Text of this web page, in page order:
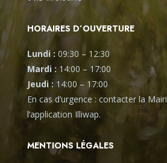
HORAIRES D’OUVERTURE
Lundi : 09:30 – 12:30
Mardi : 14:00 – 17:00
Jeudi : 14:00 – 17:00
En cas d’urgence : contacter la
l’application Illiwap.
MENTIONS LÉGALES